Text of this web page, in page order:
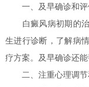
一、及早确诊和评
白癜风病初期的治
生进行诊断，了解病
疗方案。及早确诊还
二、注重心理调节